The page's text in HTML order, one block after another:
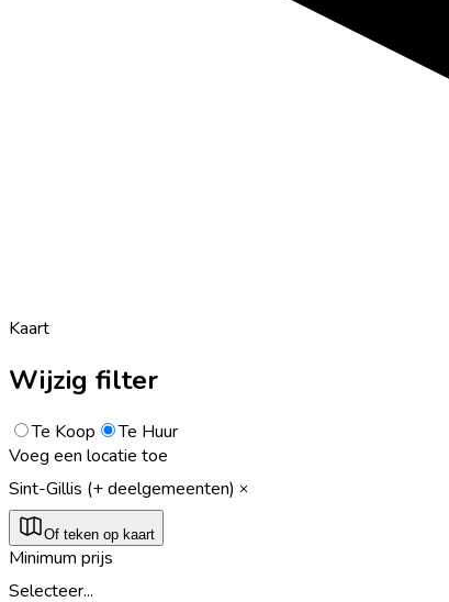
Kaart
Wijzig filter
Te Koop
Te Huur
Voeg een locatie toe
Sint-Gillis (+ deelgemeenten)
Of teken op kaart
Minimum prijs
Selecteer...